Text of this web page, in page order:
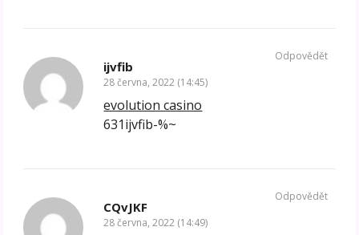
ijvfib
28 června, 2022 (14:45)
evolution casino
631ijvfib-%~
Odpovědět
CQvJKF
28 června, 2022 (14:49)
Odpovědět